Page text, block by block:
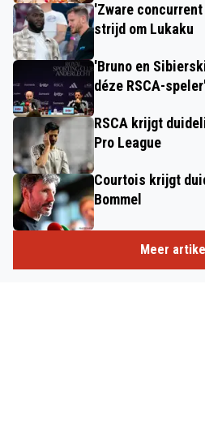
'Zware
strijd om Lukaku
'Bruno en
déze RSCA-
RSCA krijgt
Pro League
Courtois krijgt
Bommel
Meer